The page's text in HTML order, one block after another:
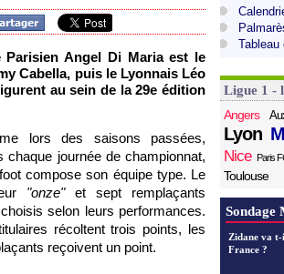
Angel Di Maria est le
Cabella, puis le Lyonnais Léo
au sein de la 29e édition
lors des saisons passées,
chaque journée de championnat,
compose son équipe type. Le
"onze"et sept remplaçants
selon leurs performances.
récoltent trois points, les
reçoivent un point.
Tableau
Ligue 1 -
Angers
Lyon
Nice Paris
Toulouse
Sondage
Zidane va t-
France ?